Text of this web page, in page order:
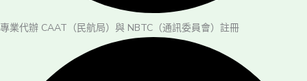
專業代辦 CAAT（民航局）與 NBTC（通訊委員會）註冊